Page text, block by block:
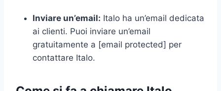
Inviare un’email: Italo ha un’email dedicata
ai clienti. Puoi inviare un’email
gratuitamente a [email protected] per
contattare Italo.